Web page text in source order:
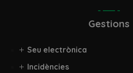
Gestions
Seu electrònica
Incidències